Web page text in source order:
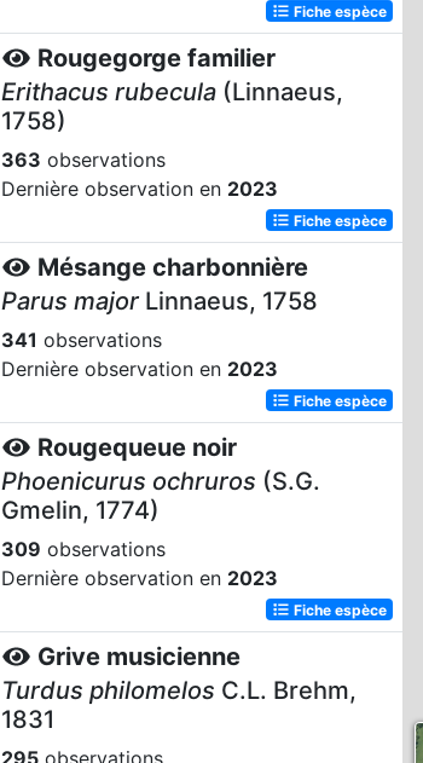
Fiche espèce
Rougegorge familier
Erithacus rubecula (Linnaeus,
1758)
363 observations
Dernière observation en 2023
Fiche espèce
Mésange charbonnière
Parus major Linnaeus, 1758
341 observations
Dernière observation en 2023
Fiche espèce
Rougequeue noir
Phoenicurus ochruros (S.G.
Gmelin, 1774)
309 observations
Dernière observation en 2023
Fiche espèce
Grive musicienne
Turdus philomelos C.L. Brehm,
1831
295 observations